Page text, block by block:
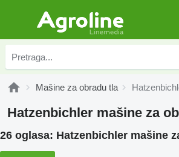
Mašine za obradu tla
Hatzenbichler mašine za
26 oglasa: Hatzenbichler mašine